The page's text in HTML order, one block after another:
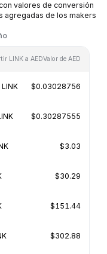
valores de conversión
agregadas de los makers
LINK a AEDValor de AED
$0.03028756
$0.30287555
$3.03
$30.29
$151.44
$302.88